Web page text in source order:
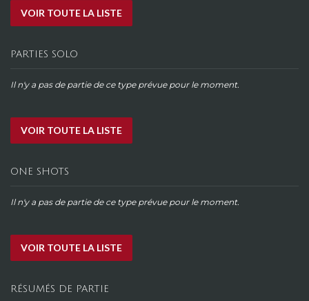
VOIR TOUTE LA LISTE
PARTIES SOLO
Il n'y a pas de partie de ce type prévue pour le moment.
VOIR TOUTE LA LISTE
ONE SHOTS
Il n'y a pas de partie de ce type prévue pour le moment.
VOIR TOUTE LA LISTE
RÉSUMÉS DE PARTIE